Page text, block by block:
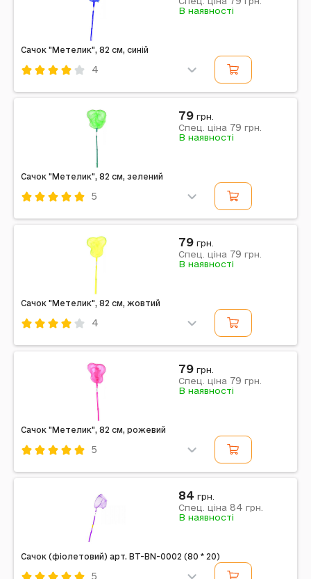
75 г | Габарити в упаковці: 20 x 1 x 39 см | Габарити
без упаковки: 20 x 1 x 39 см | Країна...
Сачок "Метелик", 82 см, синій
4
Комбінований
Примітка: Упаковка: Без упаковки | Тип ел-тів
харчування: Ні | Ел-ти живлення в комплекті: Ні |
Вага в упаковці: 70 г | 21 x 1.5 см | Країна...
В наявності
Сачок "Метелик", 82 см, зелений
5
Комбінований
Примітка: Упаковка: Без упаковки | Тип ел-тів
харчування: Ні | Ел-ти живлення в комплекті: Ні |
Вага в упаковці: 70 г | 21 x 1.5 см | Країна...
79 грн.
Спец. ціна 79 грн.
В наявності
Сачок "Метелик", 82 см, жовтий
4
Комбінований
Примітка: Упаковка: Без упаковки | Тип ел-тів
харчування: Ні | Ел-ти живлення в комплекті: Ні |
Вага в упаковці: 70 г | 21 x 1.5 см | Країна...
79 грн.
Спец. ціна 79 грн.
В наявності
Сачок "Метелик", 82 см, рожевий
5
Примітка: Упаковка: Без упаковки | Тип ел-тів
харчування: Ні | Ел-ти живлення в комплекті: Ні |
Вага в упаковці: 70 г | 21 x 1.5 см | Країна...
79 грн.
Спец. ціна 79 грн.
В наявності
Сачок (фіолетовий) арт. BT-BN-0002 (80 * 20)
5
84 грн.
Спец. ціна 84 грн.
В наявності